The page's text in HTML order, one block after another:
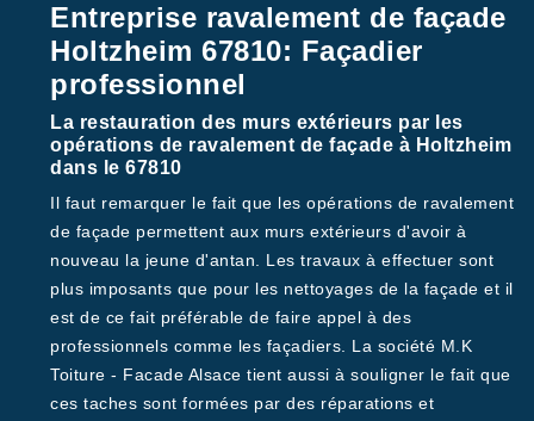
Entreprise ravalement de façade
Holtzheim 67810: Façadier
professionnel
La restauration des murs extérieurs par les
opérations de ravalement de façade à Holtzheim
dans le 67810
Il faut remarquer le fait que les opérations de ravalement
de façade permettent aux murs extérieurs d'avoir à
nouveau la jeune d'antan. Les travaux à effectuer sont
plus imposants que pour les nettoyages de la façade et il
est de ce fait préférable de faire appel à des
professionnels comme les façadiers. La société M.K
Toiture - Facade Alsace tient aussi à souligner le fait que
ces taches sont formées par des réparations et